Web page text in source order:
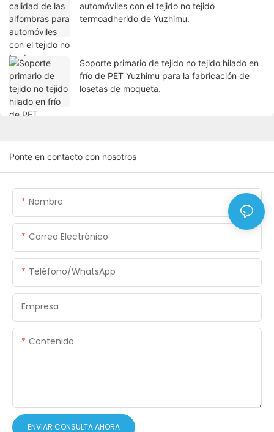
automóviles con el tejido no tejido
termoadherido de Yuzhimu.
Soporte primario de tejido no tejido hilado en
frío de PET Yuzhimu para la fabricación de
losetas de moqueta.
Ponte en contacto con nosotros
Nombre
Correo Electrónico
Teléfono/WhatsApp
Empresa
Contenido
ENVIAR CONSULTA AHORA